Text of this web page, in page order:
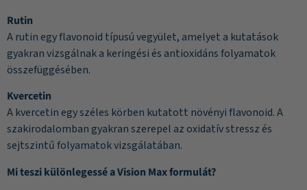
Rutin
A rutin egy flavonoid típusú vegyület, amelyet a kutatások
gyakran vizsgálnak a keringési és antioxidáns folyamatok
összefüggésében.
Kvercetin
A kvercetin egy széles körben kutatott növényi flavonoid. A
szakirodalomban gyakran szerepel az oxidatív stressz és
sejtszintű folyamatok vizsgálatában.
Mi teszi különlegessé a Vision Max formulát?